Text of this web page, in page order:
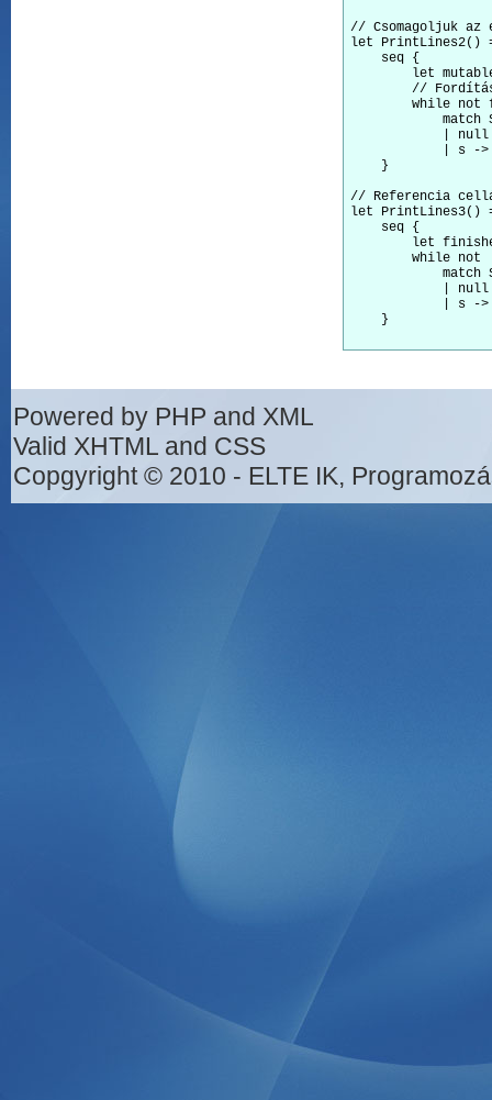
// Csomagoljuk
let PrintLines2()
    seq {
let
//
while
match
|
| s -
    }
// Referencia
let PrintLines3()
    seq {
let
while not
match
|
| s -
    }
Powered by PHP and XML
Valid XHTML and CSS
Copgyright © 2010 - ELTE IK,